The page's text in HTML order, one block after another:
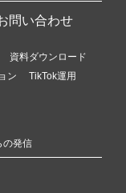
問い合わせ
資料ダウンロード
ン
TikTok運用
の発信